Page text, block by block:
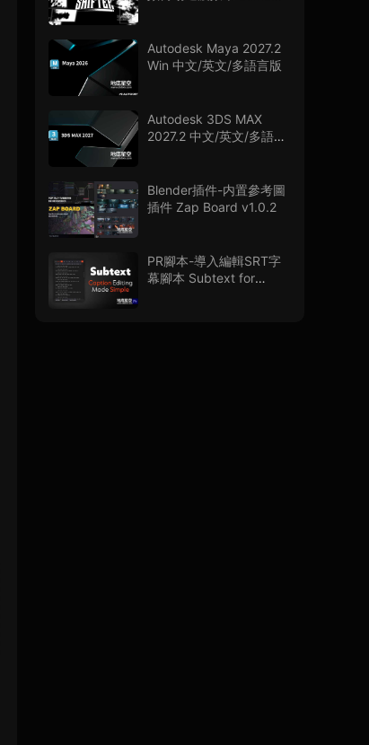
Autodesk Maya 2027.2
Win 中文/英文/多語言版
Autodesk 3DS MAX
2027.2 中文/英文/多語言
Blender插件-内置參考圖
插件 Zap Board v1.0.2
PR腳本-導入編輯SRT字
幕腳本 Subtext for